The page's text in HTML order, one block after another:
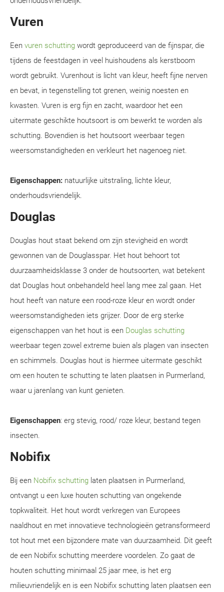
Vuren
Een vuren schutting wordt geproduceerd van de fijnspar, die
tijdens de feestdagen in veel huishoudens als kerstboom
wordt gebruikt. Vurenhout is licht van kleur, heeft fijne nerven
en bevat, in tegenstelling tot grenen, weinig noesten en
kwasten. Vuren is erg fijn en zacht, waardoor het een
uitermate geschikte houtsoort is om bewerkt te worden als
schutting. Bovendien is het houtsoort weerbaar tegen
weersomstandigheden en verkleurt het nagenoeg niet.
Eigenschappen: natuurlijke uitstraling, lichte kleur,
onderhoudsvriendelijk.
Douglas
Douglas hout staat bekend om zijn stevigheid en wordt
gewonnen van de Douglasspar. Het hout behoort tot
duurzaamheidsklasse 3 onder de houtsoorten, wat betekent
dat Douglas hout onbehandeld heel lang mee zal gaan. Het
hout heeft van nature een rood-roze kleur en wordt onder
weersomstandigheden iets grijzer. Door de erg sterke
eigenschappen van het hout is een Douglas schutting
weerbaar tegen zowel extreme buien als plagen van insecten
en schimmels. Douglas hout is hiermee uitermate geschikt
om een houten te schutting te laten plaatsen in Purmerland,
waar u jarenlang van kunt genieten.
Eigenschappen: erg stevig, rood/ roze kleur, bestand tegen
insecten.
Nobifix
Bij een Nobifix schutting laten plaatsen in Purmerland,
ontvangt u een luxe houten schutting van ongekende
topkwaliteit. Het hout wordt verkregen van Europees
naaldhout en met innovatieve technologieën getransformeerd
tot hout met een bijzondere mate van duurzaamheid. Dit geeft
de een Nobifix schutting meerdere voordelen. Zo gaat de
houten schutting minimaal 25 jaar mee, is het erg
milieuvriendelijk en is een Nobifix schutting laten plaatsen een